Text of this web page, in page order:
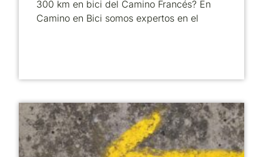
300 km en bici del Camino Francés? En
Camino en Bici somos expertos en el